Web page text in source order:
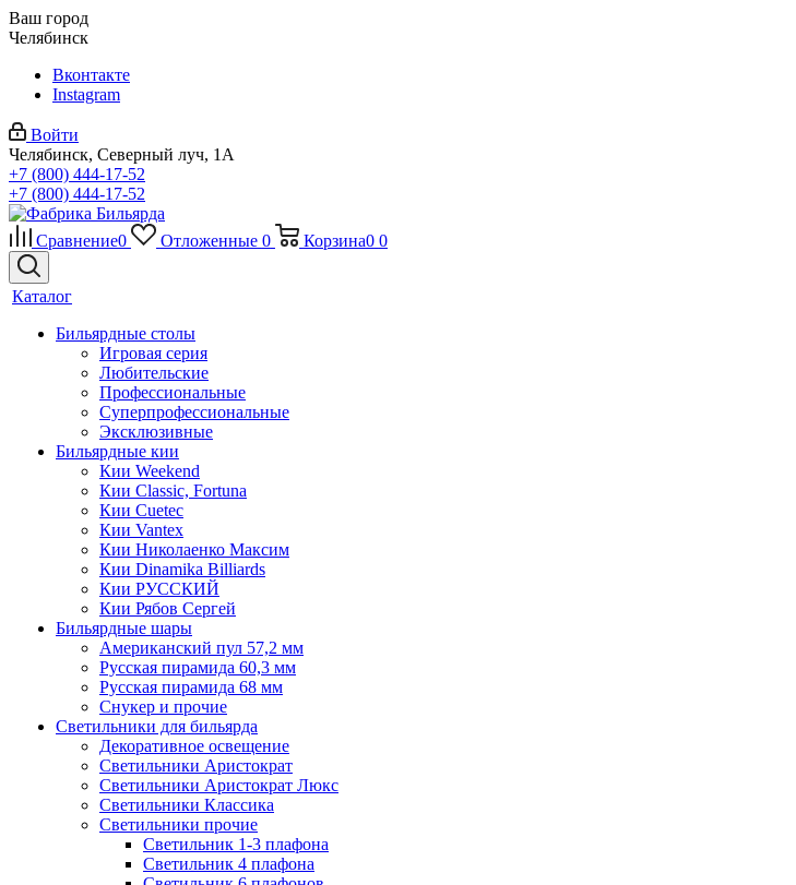
Ваш город
Челябинск
Вконтакте
Instagram
Войти
Челябинск, Северный луч, 1А
+7 (800) 444-17-52
+7 (800) 444-17-52
Сравнение0 Отложенные 0 Корзина0 0
Каталог
Бильярдные столы
Игровая серия
Любительские
Профессиональные
Суперпрофессиональные
Эксклюзивные
Бильярдные кии
Кии Weekend
Кии Classic, Fortuna
Кии Cuetec
Кии Vantex
Кии Николаенко Максим
Кии Dinamika Billiards
Кии РУССКИЙ
Кии Рябов Сергей
Бильярдные шары
Американский пул 57,2 мм
Русская пирамида 60,3 мм
Русская пирамида 68 мм
Снукер и прочие
Светильники для бильярда
Декоративное освещение
Светильники Аристократ
Светильники Аристократ Люкс
Светильники Классика
Светильники прочие
Светильник 1-3 плафона
Светильник 4 плафона